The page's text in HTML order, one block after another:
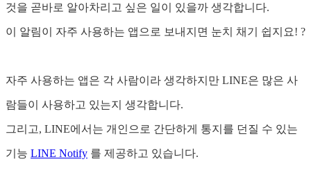
것을 곧바로 알아차리고 싶은 일이 있을까 생각합니다.
이 알림이 자주 사용하는 앱으로 보내지면 눈치 채기 쉽지요! ?
자주 사용하는 앱은 각 사람이라 생각하지만 LINE은 많은 사
람들이 사용하고 있는지 생각합니다.
그리고, LINE에서는 개인으로 간단하게 통지를 던질 수 있는
기능 LINE Notify 를 제공하고 있습니다.